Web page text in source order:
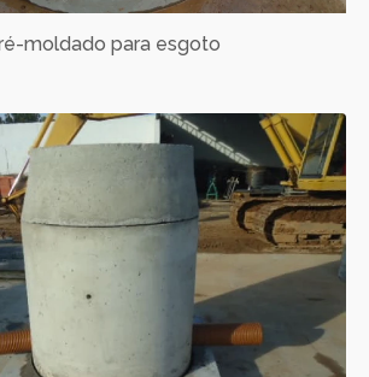
moldado para esgoto